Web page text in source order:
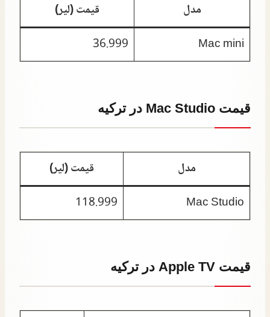
مدل
قیمت (لیر)
Mac mini
36.999
قیمت Mac Studio در ترکیه
مدل
قیمت (لیر)
Mac Studio
118.999
قیمت Apple TV در ترکیه